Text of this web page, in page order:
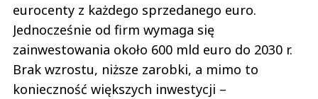
eurocenty z każdego sprzedanego euro.
Jednocześnie od firm wymaga się
zainwestowania około 600 mld euro do 2030 r.
Brak wzrostu, niższe zarobki, a mimo to
konieczność większych inwestycji –